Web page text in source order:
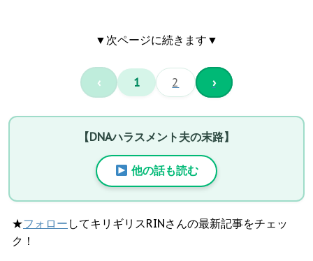
▼次ページに続きます▼
‹ 1 2 ›
【DNAハラスメント夫の末路】
他の話も読む
★フォロー してキリギリスRINさんの最新記事をチェッ
ク！